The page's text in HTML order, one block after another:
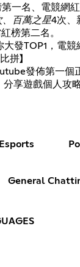
一名、電競網
、百萬之星4次、
榜第二名。
發TOP1，電
拼】
發佈第一個
分享遊戲個人攻
Esports
General